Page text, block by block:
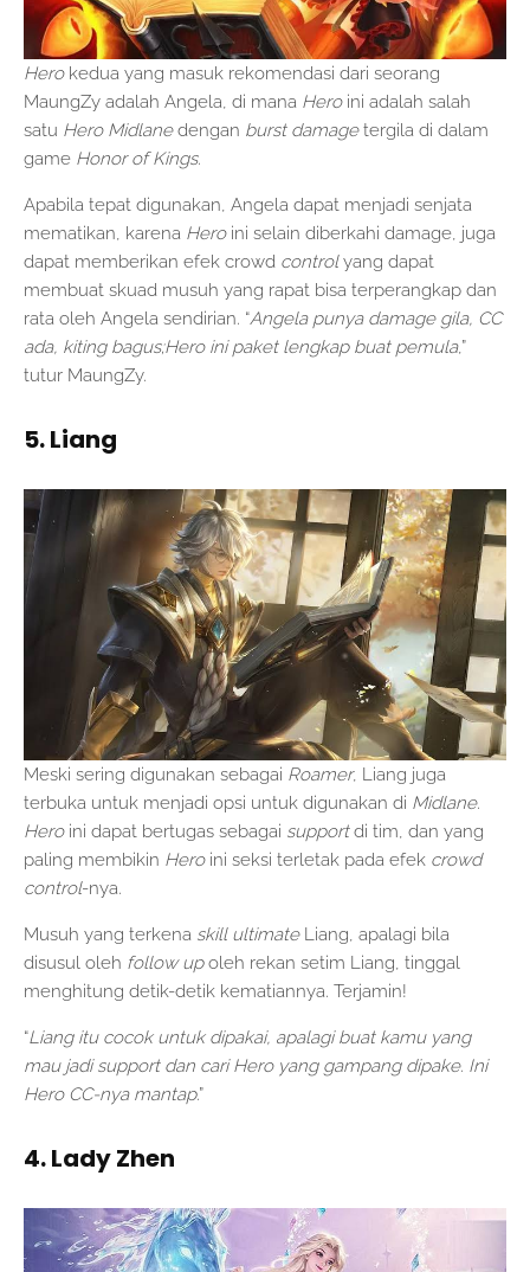
Hero kedua yang masuk rekomendasi dari seorang
MaungZy adalah Angela, di mana Hero ini adalah salah
satu Hero Midlanedengan burst damagetergila di dalam
game Honor of Kings.
Apabila tepat digunakan, Angela dapat menjadi senjata
mematikan, karena Hero ini selain diberkahi damage, juga
dapat memberikan efek crowd controlyang dapat
membuat skuad musuh yang rapat bisa terperangkap dan
rata oleh Angela sendirian. “Angela punya damage gila, CC
ada, kiting bagus;Hero ini paket lengkap buat pemula,”
tutur MaungZy.
5. Liang
Meski sering digunakan sebagai Roamer, Liang juga
terbuka untuk menjadi opsi untuk digunakan di Midlane.
Hero ini dapat bertugas sebagai supportdi tim, dan yang
paling membikin Hero ini seksi terletak pada efek crowd
control-nya.
Musuh yang terkena skill ultimate Liang, apalagi bila
disusul oleh follow upoleh rekan setim Liang, tinggal
menghitung detik-detik kematiannya. Terjamin!
“Liang itu cocok untuk dipakai, apalagi buat kamu yang
mau jadi support dan cari Hero yang gampang dipake. Ini
Hero CC-nya mantap.”
4. Lady Zhen